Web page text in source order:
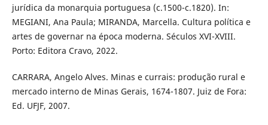
jurídica da monarquia portuguesa (c.1500-c.1820). In:
MEGIANI, Ana Paula; MIRANDA, Marcella. Cultura política e
artes de governar na época moderna. Séculos XVI-XVIII.
Porto: Editora Cravo, 2022.
CARRARA, Angelo Alves. Minas e currais: produção rural e
mercado interno de Minas Gerais, 1674-1807. Juiz de Fora:
Ed. UFJF, 2007.